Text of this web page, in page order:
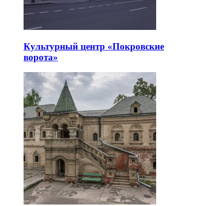
Культурный центр «Покровские
ворота»